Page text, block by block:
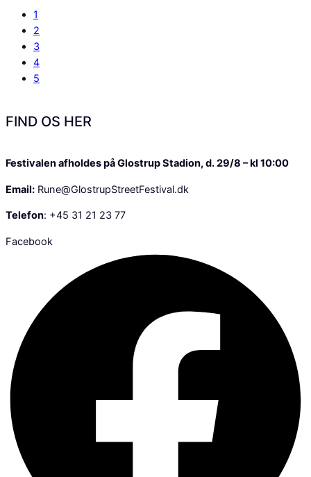
1
2
3
4
5
FIND OS HER
Festivalen afholdes på Glostrup Stadion, d. 29/8 – kl 10:00
Email: Rune@GlostrupStreetFestival.dk
Telefon: +45 31 21 23 77
Facebook